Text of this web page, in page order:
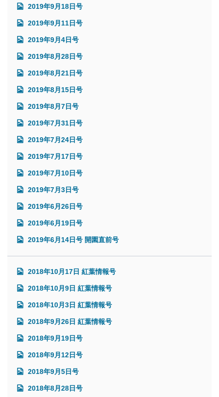
2019年9月18日号
2019年9月11日号
2019年9月4日号
2019年8月28日号
2019年8月21日号
2019年8月15日号
2019年8月7日号
2019年7月31日号
2019年7月24日号
2019年7月17日号
2019年7月10日号
2019年7月3日号
2019年6月26日号
2019年6月19日号
2019年6月14日号 開園直前号
2018年10月17日 紅葉情報号
2018年10月9日 紅葉情報号
2018年10月3日 紅葉情報号
2018年9月26日 紅葉情報号
2018年9月19日号
2018年9月12日号
2018年9月5日号
2018年8月28日号